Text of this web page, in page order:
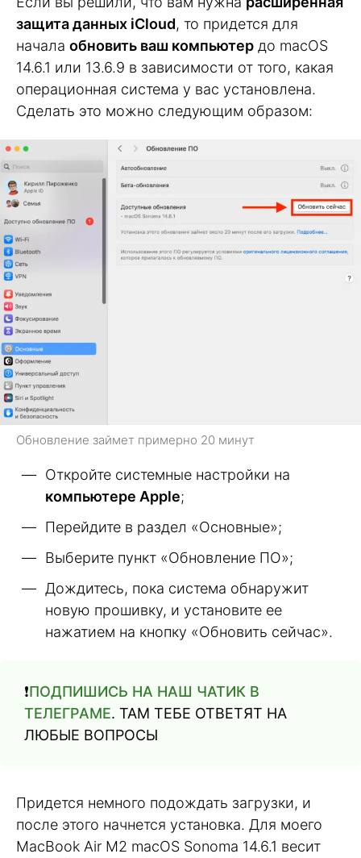
защита данных iCloud, то придется для
начала обновить ваш компьютер до macOS
14.6.1 или 13.6.9 в зависимости от того, какая
операционная система у вас установлена.
Сделать это можно следующим образом:
Обновление займет примерно 20 минут
Откройте системные настройки на
компьютере Apple;
Перейдите в раздел «Основные»;
Выберите пункт «Обновление ПО»;
Дождитесь, пока система обнаружит
новую прошивку, и установите ее
нажатием на кнопку «Обновить сейчас».
❗️ПОДПИШИСЬ НА НАШ ЧАТИК В
ТЕЛЕГРАМЕ. ТАМ ТЕБЕ ОТВЕТЯТ НА
ЛЮБЫЕ ВОПРОСЫ
Придется немного подождать загрузки, и
после этого начнется установка. Для моего
MacBook Air M2 macOS Sonoma 14.6.1 весит